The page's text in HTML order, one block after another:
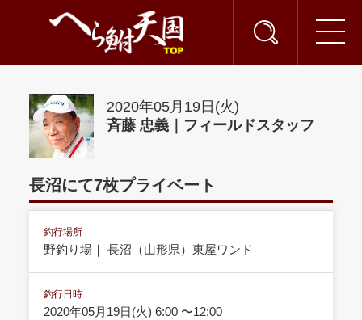
2020年05月19日(火)
斉藤 忠義｜フィールドスタッフ
長沼にて7枚プライベート
釣行場所
野釣り場｜ 長沼（山形県）東屋ワンド
釣行日時
2020年05月19日(火) 6:00 〜12:00